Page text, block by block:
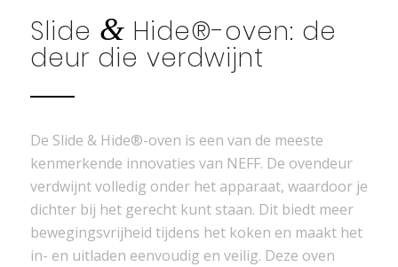
Slide & Hide®-oven: de
deur die verdwijnt
De Slide & Hide®-oven is een van de meeste
kenmerkende innovaties van NEFF. De ovendeur
verdwijnt volledig onder het apparaat, waardoor je
dichter bij het gerecht kunt staan. Dit biedt meer
bewegingsvrijheid tijdens het koken en maakt het
in- en uitladen eenvoudig en veilig. Deze oven